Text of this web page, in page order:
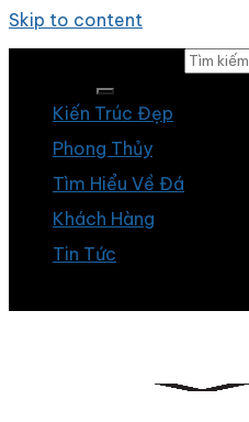
Skip to content
Kiến Trúc Đẹp
Phong Thủy
Tìm Hiểu Về Đá
Khách Hàng
Tin Tức